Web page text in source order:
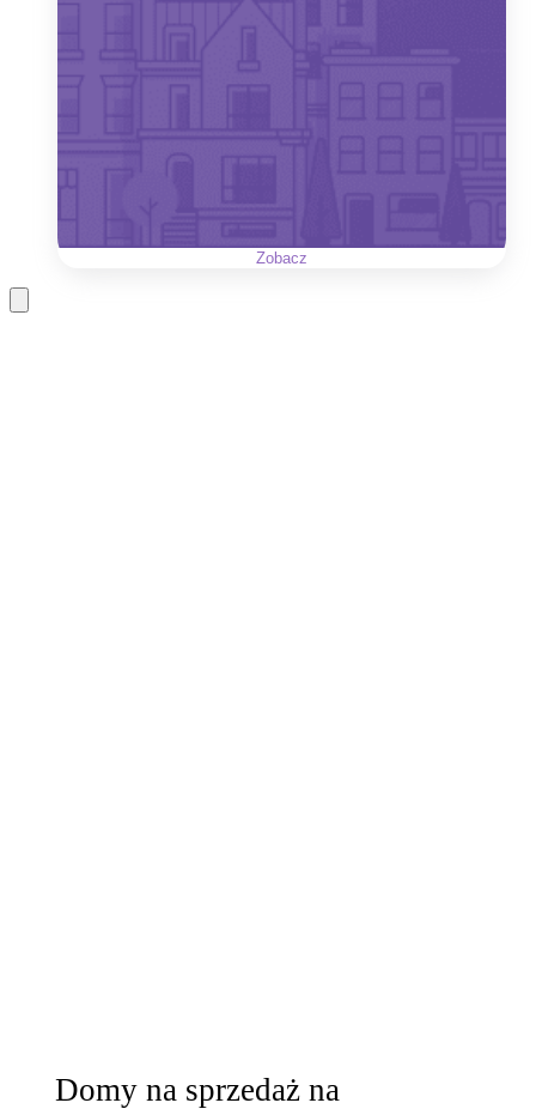
Zobacz
Domy na sprzedaż na